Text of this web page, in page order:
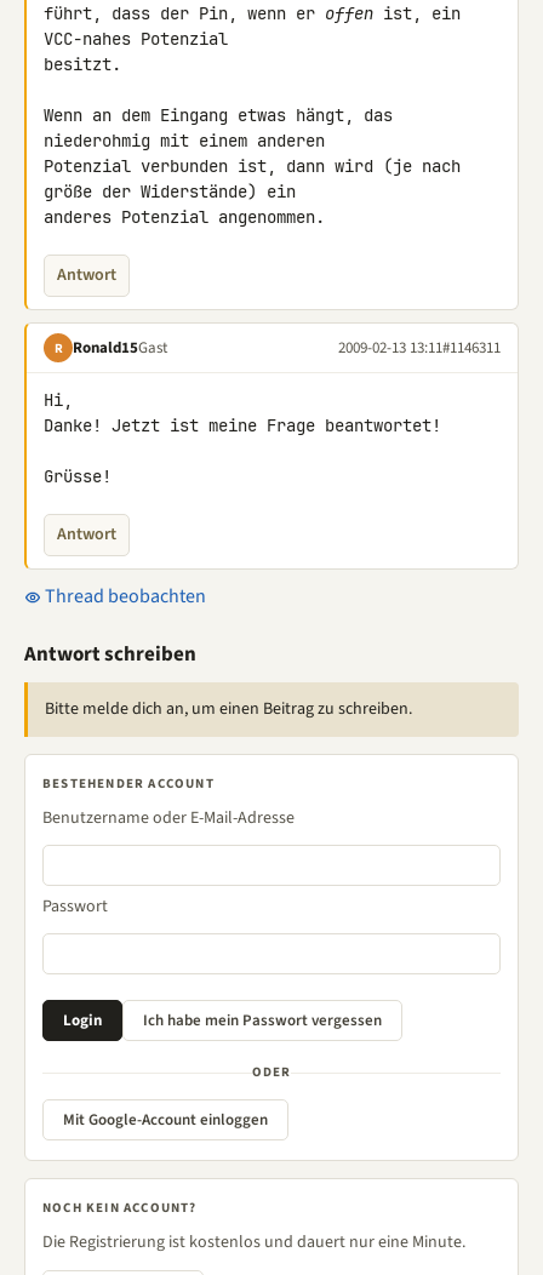
führt, dass der Pin, wenn er offen ist, ein
VCC-nahes Potenzial
besitzt.
Wenn an dem Eingang etwas hängt, das
niederohmig mit einem anderen
Potenzial verbunden ist, dann wird (je nach
größe der Widerstände) ein
anderes Potenzial angenommen.
Antwort
R Ronald15Gast 2009-02-13 13:11#1146311
Hi,
Danke! Jetzt ist meine Frage beantwortet!
Grüsse!
Antwort
Thread beobachten
Antwort schreiben
Bitte melde dich an, um einen Beitrag zu schreiben.
BESTEHENDER ACCOUNT
Benutzername oder E-Mail-Adresse
Passwort
ODER
Mit Google-Account einloggen
NOCH KEIN ACCOUNT?
Die Registrierung ist kostenlos und dauert nur eine Minute.